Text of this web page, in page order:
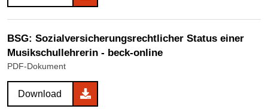
BSG: Sozialversicherungsrechtlicher Status einer
Musikschullehrerin - beck-online
PDF-Dokument
Download